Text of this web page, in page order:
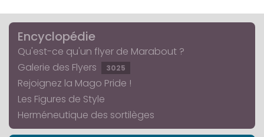
Encyclopédie
Qu'est-ce qu'un flyer de Marabout ?
Galerie des Flyers
3025
Rejoignez la Mago Pride !
Les Figures de Style
Herméneutique des sortilèges